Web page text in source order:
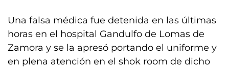
Una falsa médica fue detenida en las últimas
horas en el hospital Gandulfo de Lomas de
Zamora y se la apresó portando el uniforme y
en plena atención en el shok room de dicho